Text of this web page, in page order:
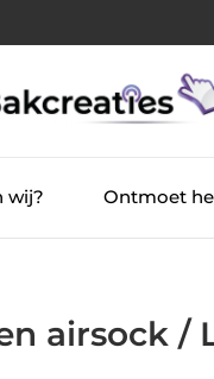
wij? Ontmoet
airsock